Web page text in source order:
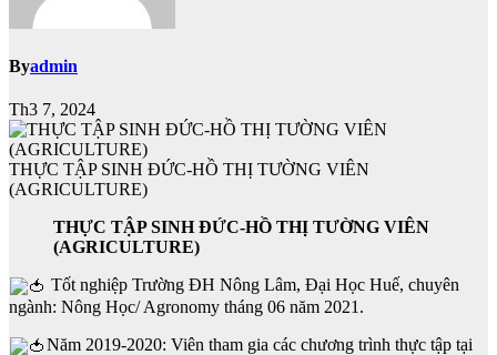
Byadmin
Th3 7, 2024
THỰC TẬP SINH ĐỨC-HỒ THỊ TƯỜNG VIÊN
(AGRICULTURE)
THỰC TẬP SINH ĐỨC-HỒ THỊ TƯỜNG VIÊN
(AGRICULTURE)
Tốt nghiệp Trường ĐH Nông Lâm, Đại Học Huế, chuyên
ngành: Nông Học/ Agronomy tháng 06 năm 2021.
Năm 2019-2020: Viên tham gia các chương trình thực tập tại